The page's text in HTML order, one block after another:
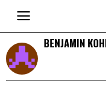
BENJAMIN